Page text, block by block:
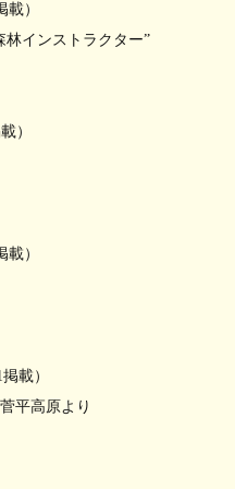
）
林インストラクター”
）
）
載）
平高原より